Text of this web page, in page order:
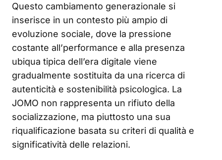
Questo cambiamento generazionale si
inserisce in un contesto più ampio di
evoluzione sociale, dove la pressione
costante all’performance e alla presenza
ubiqua tipica dell’era digitale viene
gradualmente sostituita da una ricerca di
autenticità e sostenibilità psicologica. La
JOMO non rappresenta un rifiuto della
socializzazione, ma piuttosto una sua
riqualificazione basata su criteri di qualità e
significatività delle relazioni.